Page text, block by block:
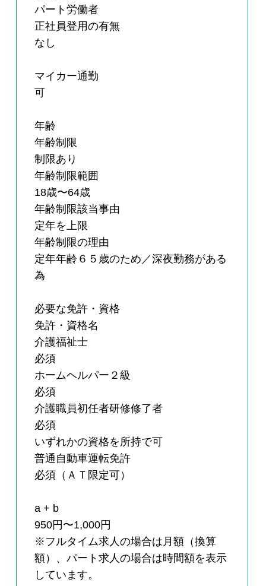
パート労働者
正社員登用の有無
なし
マイカー通勤
可
年齢
年齢制限
制限あり
年齢制限範囲
18歳〜64歳
年齢制限該当事由
定年を上限
年齢制限の理由
定年年齢６５歳のため／深夜勤務がある
為
必要な免許・資格
免許・資格名
介護福祉士
必須
ホームヘルパー２級
必須
介護職員初任者研修修了者
必須
いずれかの資格を所持で可
普通自動車運転免許
必須（ＡＴ限定可）
a + b
950円〜1,000円
※フルタイム求人の場合は月額（換算
額）、パート求人の場合は時間額を表示
しています。